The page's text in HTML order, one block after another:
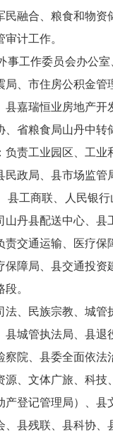
融合、粮食和物
计工作。
事工作委员会办公
局、市住房公积金
县嘉瑞恒业房地产开
省粮食局山丹中转
负责工业园区、工业
民政局、县市场监
县工商联、人民银
山丹县配送中心
县
责交通运输、医疗保
保障局 县交通投资
。
法、民族宗教、城管
城管执法局、县退
、县委全面依法
源、文体广旅、科技
产登记管理局）、
县残联、县科协、